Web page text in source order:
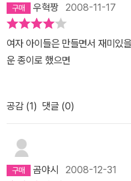
우혁짱 2008-11-17
여자 아이들은 만들면서 재미있
운 종이로 했으면
공감 (1) 댓글 (0)
곰야시 2008-12-31